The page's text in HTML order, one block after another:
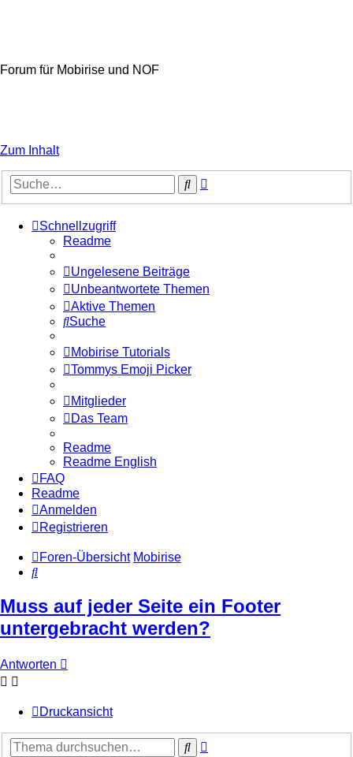
Forum für Mobirise und NOF
Zum Inhalt
Suche
Schnellzugriff
Readme
Ungelesene Beiträge
Unbeantwortete Themen
Aktive Themen
Suche
Mobirise Tutorials
Tommys Emoji Picker
Mitglieder
Das Team
Readme
Readme English
FAQ
Readme
Anmelden
Registrieren
Foren-Übersicht Mobirise
Suche
Muss auf jeder Seite ein Footer
untergebracht werden?
Antworten
Druckansicht
Suche